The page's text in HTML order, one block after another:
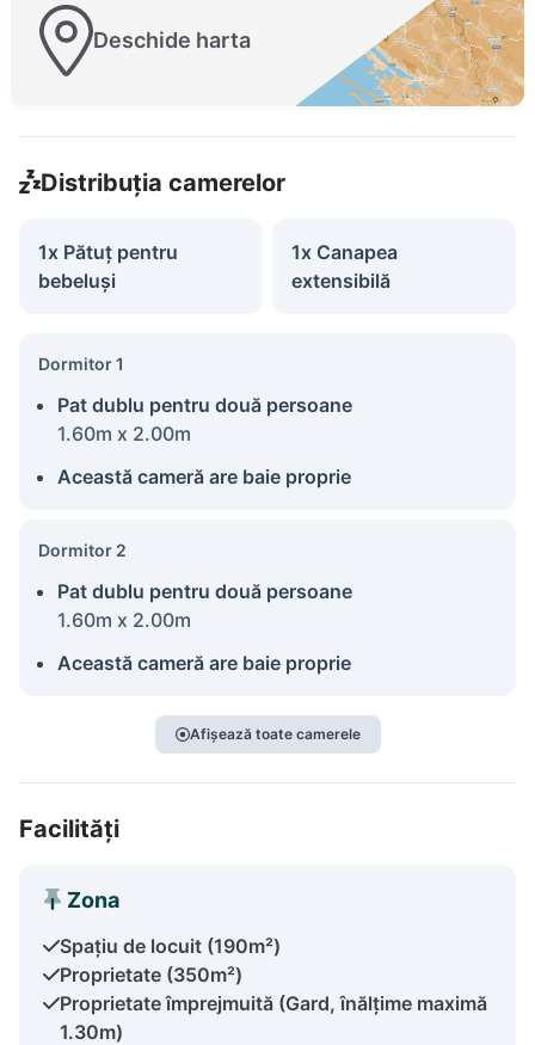
Deschide harta
Distribuția camerelor
1x Pătuț pentru
bebeluși
1x Canapea
extensibilă
Dormitor 1
Pat dublu pentru două persoane
1.60m x 2.00m
Această cameră are baie proprie
Dormitor 2
Pat dublu pentru două persoane
1.60m x 2.00m
Această cameră are baie proprie
Afișează toate camerele
Facilități
Zona
Spațiu de locuit (190m²)
Proprietate (350m²)
Proprietate împrejmuită (Gard, înălțime maximă
1.30m)